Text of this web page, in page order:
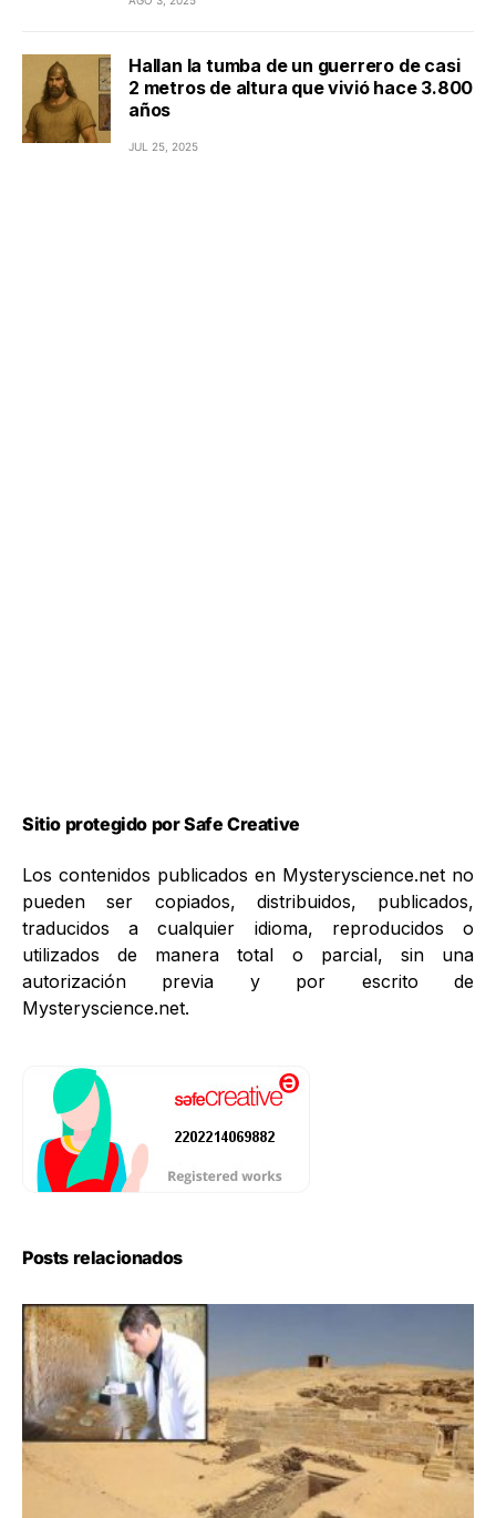
Hallan la tumba de un guerrero de casi
2 metros de altura que vivió hace 3.800
años
JUL 25, 2025
Sitio protegido por Safe Creative
Los contenidos publicados en Mysteryscience.net no
pueden ser copiados, distribuidos, publicados,
traducidos a cualquier idioma, reproducidos o
utilizados de manera total o parcial, sin una
autorización previa y por escrito de
Mysteryscience.net.
Posts relacionados